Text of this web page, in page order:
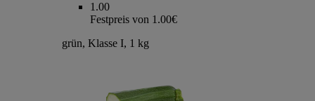
1.00
Festpreis von 1.00€
grün, Klasse I, 1 kg